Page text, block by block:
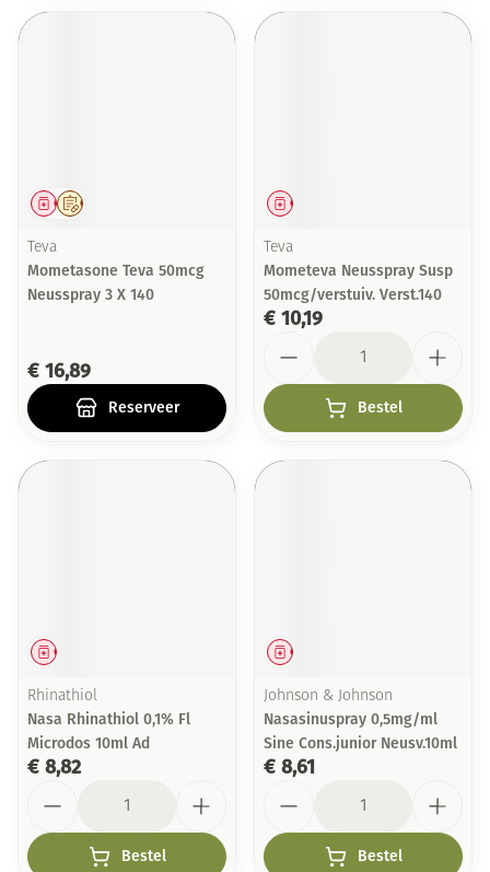
Op voorschrift
Geneesmiddel
Teva
Mometasone Teva 50mcg
Neusspray 3 X 140
€ 16,89
Reserveer
Geneesmiddel
Teva
Mometeva Neusspray Susp
50mcg/verstuiv. Verst.140
€ 10,19
Bestel
Geneesmiddel
Rhinathiol
Nasa Rhinathiol 0,1% Fl
Microdos 10ml Ad
€ 8,82
Bestel
Geneesmiddel
Johnson & Johnson
Nasasinuspray 0,5mg/ml
Sine Cons.junior Neusv.10ml
€ 8,61
Bestel